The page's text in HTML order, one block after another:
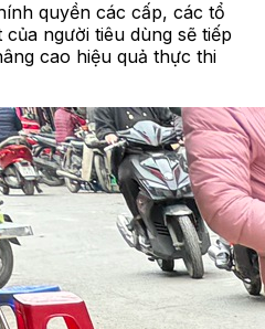
quyền các cấp, các tổ
người tiêu dùng sẽ tiếp
cao hiệu quả thực thi